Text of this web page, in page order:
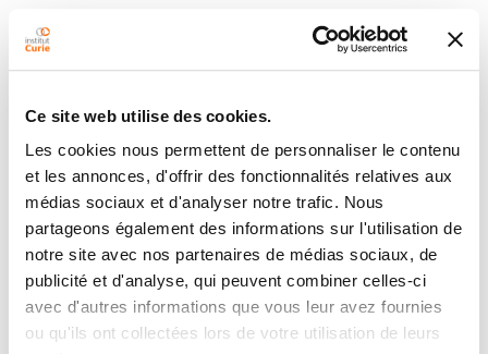
Ce site web utilise des cookies.
Les cookies nous permettent de personnaliser le contenu
et les annonces, d'offrir des fonctionnalités relatives aux
médias sociaux et d'analyser notre trafic. Nous
partageons également des informations sur l'utilisation de
notre site avec nos partenaires de médias sociaux, de
publicité et d'analyse, qui peuvent combiner celles-ci
avec d'autres informations que vous leur avez fournies
ou qu'ils ont collectées lors de votre utilisation de leurs